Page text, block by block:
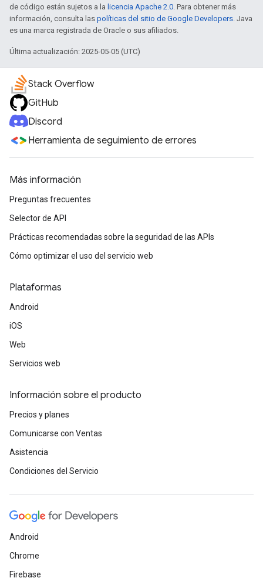
de código están sujetos a la licencia Apache 2.0. Para obtener más
información, consulta las políticas del sitio de Google Developers. Java
es una marca registrada de Oracle o sus afiliados.
Última actualización: 2025-05-05 (UTC)
Stack Overflow
GitHub
Discord
Herramienta de seguimiento de errores
Más información
Preguntas frecuentes
Selector de API
Prácticas recomendadas sobre la seguridad de las APIs
Cómo optimizar el uso del servicio web
Plataformas
Android
iOS
Web
Servicios web
Información sobre el producto
Precios y planes
Comunicarse con Ventas
Asistencia
Condiciones del Servicio
Android
Chrome
Firebase